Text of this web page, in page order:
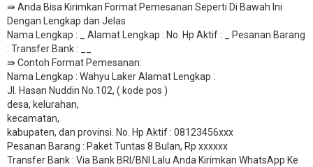
⇛ Anda Bisa Kirimkan Format Pemesanan Seperti Di Bawah Ini
Dengan Lengkap dan Jelas
Nama Lengkap : _ Alamat Lengkap : No. Hp Aktif : _ Pesanan Barang
: Transfer Bank : __
​⇛ Contoh Format Pemesanan:
Nama Lengkap : Wahyu Laker Alamat Lengkap :
Jl. Hasan Nuddin No.102, ( kode pos )
desa, kelurahan,
kecamatan,
kabupaten, dan provinsi. No. Hp Aktif : 08123456xxx
Pesanan Barang : Paket Tuntas 8 Bulan, Rp xxxxxx
​Transfer Bank : Via Bank BRI/BNI Lalu Anda Kirimkan WhatsApp Ke